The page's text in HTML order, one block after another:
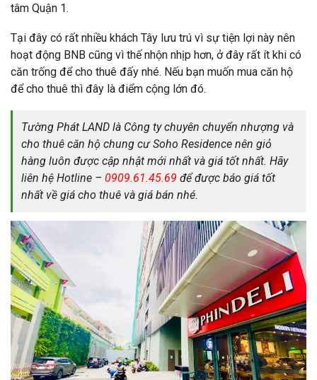
tâm Quận 1.
Tại đây có rất nhiều khách Tây lưu trú vì sự tiện lợi này nên
hoạt động BNB cũng vì thế nhộn nhịp hơn, ở đây rất ít khi có
căn trống để cho thuê đấy nhé. Nếu bạn muốn mua căn hộ
để cho thuê thì đây là điểm cộng lớn đó.
Tường Phát LAND là Công ty chuyên chuyển nhượng và
cho thuê căn hộ chung cư Soho Residence nên giỏ
hàng luôn được cập nhật mới nhất và giá tốt nhất. Hãy
liên hệ Hotline – 0909.61.45.69 để được báo giá tốt
nhất về giá cho thuê và giá bán nhé.